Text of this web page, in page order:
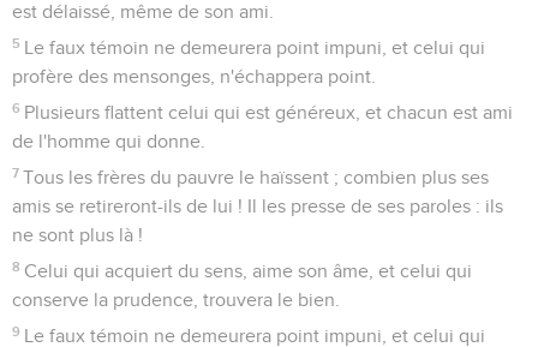
est délaissé, même de son ami.
5 Le faux témoin ne demeurera point impuni, et celui qui
profère des mensonges, n'échappera point.
6 Plusieurs flattent celui qui est généreux, et chacun est ami
de l'homme qui donne.
7 Tous les frères du pauvre le haïssent ; combien plus ses
amis se retireront-ils de lui ! Il les presse de ses paroles : ils
ne sont plus là !
8 Celui qui acquiert du sens, aime son âme, et celui qui
conserve la prudence, trouvera le bien.
9 Le faux témoin ne demeurera point impuni, et celui qui